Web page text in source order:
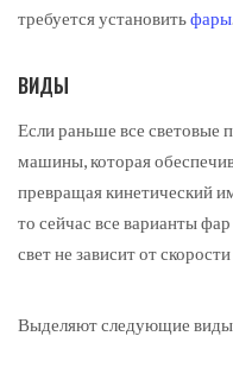
требуется установитьфары
ВИДЫ
Если раньше все световые
машины, которая
превращая кинетический
то сейчас все варианты
свет не зависит от
Выделяют следующие